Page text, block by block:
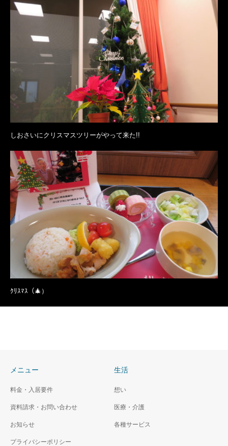
しおさいにクリスマスツリーがやって来た!!
ｸﾘｽﾏｽ（🎄）
メニュー
料金・入居要件
資料請求・お問い合わせ
お知らせ
プライバシーポリシー
生活
想い
医療・介護
各種サービス